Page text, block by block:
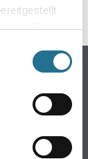
der Dienste